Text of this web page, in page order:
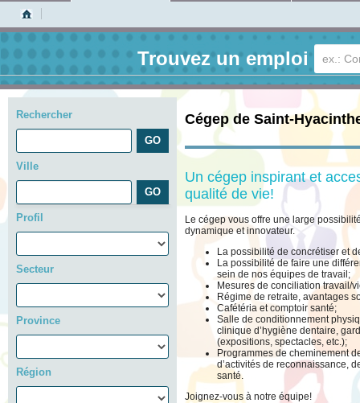
Trouvez un emploi
Rechercher
Ville
Profil
Secteur
Province
Région
Cégep de Saint-
Un cégep inspirant et
qualité de vie!
Le cégep vous offre une large
dynamique et innovateur.
La possibilité de concrétiser et
La possibilité de faire une
sein de nos équipes de travail;
Mesures de conciliation travail/
Régime de retraite, avantages
Cafétéria et comptoir santé;
Salle de conditionnement
clinique d’hygiène dentaire,
(expositions, spectacles, etc.);
Programmes de cheminement
d’activités de reconnaissance,
santé.
Joignez-vous à notre équipe!